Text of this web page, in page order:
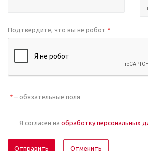
Подтвердите, что вы не робот *
* – обязательные поля
Я согласен на обработку персональных
Отменить